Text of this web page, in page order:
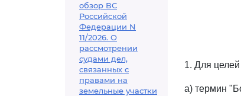
обзор ВС
Российской
Федерации N
11/2026. О
рассмотрении
судами дел,
связанных с
правами на
земельные участки
1. Для
a) термин